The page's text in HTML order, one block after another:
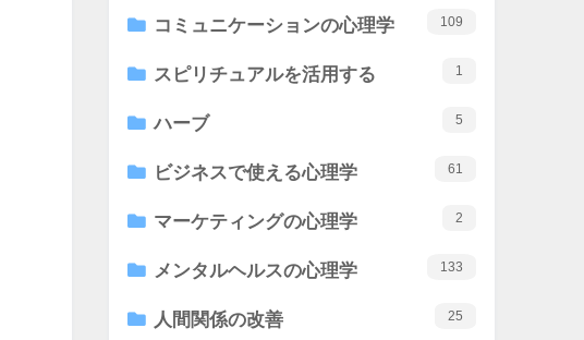
コミュニケーションの心理学 109
スピリチュアルを活用する 1
ハーブ 5
ビジネスで使える心理学 61
マーケティングの心理学 2
メンタルヘルスの心理学 133
人間関係の改善 25